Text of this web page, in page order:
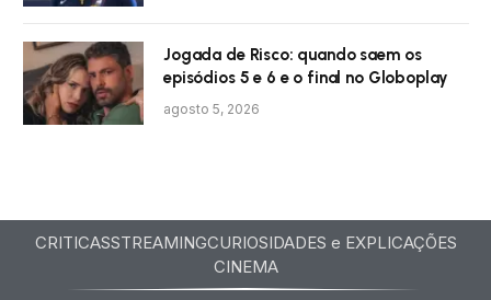
Jogada de Risco: quando saem os
episódios 5 e 6 e o final no Globoplay
agosto 5, 2026
CRITICASSTREAMINGCURIOSIDADES e EXPLICAÇÕES
CINEMA